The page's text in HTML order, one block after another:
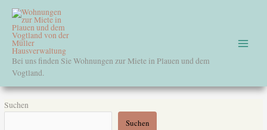
Inhalt
springen
Bei uns finden Sie Wohnungen zur Miete in Plauen und dem
Vogtland.
Suchen
Suchen